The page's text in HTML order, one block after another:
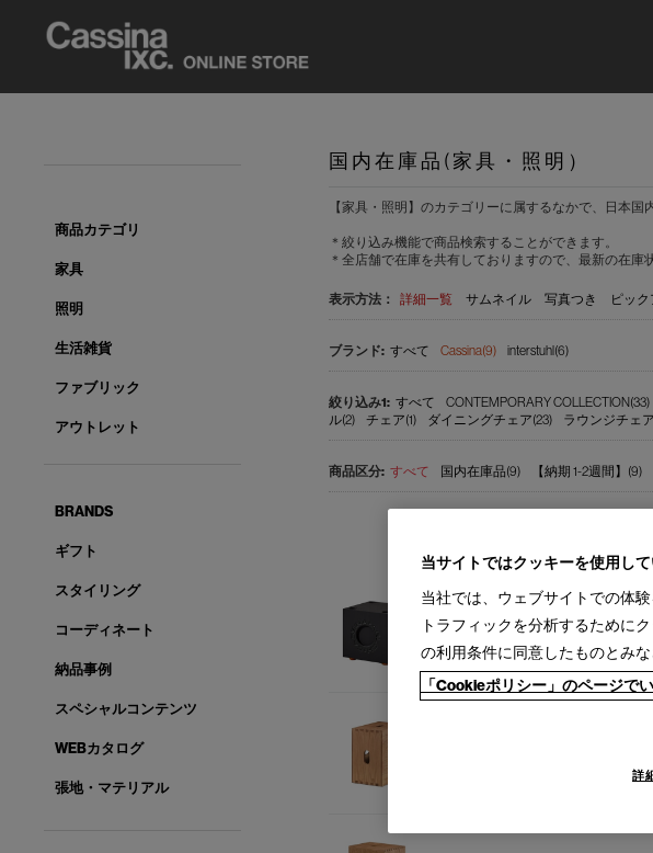
国内在庫品(家具・照明）
【家具・照明】のカテゴリーに属するなかで、日本国
＊絞り込み機能で商品検索することができます。
＊全店舗で在庫を共有しておりますので、最新の在庫
表示方法： 詳細一覧 サムネイル 写真つき ピック
すべて Cassina(9) interstuhl(6)
すべて CONTEMPORARY COLLECTION(33)
ル(2)
チェア(1) ダイニングチェア(23) ラウンジチェ
すべて 国内在庫品(9) 【納期 1-2週間】(9)
商品カテゴリ
家具
照明
生活雑貨
ファブリック
アウトレット
BRANDS
ギフト
スタイリング
コーディネート
納品事例
スペシャルコンテンツ
WEBカタログ
張地・マテリアル
当サイトではクッキーを使用し
当社では、ウェブサイトでの体
トラフィックを分析するために
の利用条件に同意したものとみな
「Cookieポリシー」のページで
詳